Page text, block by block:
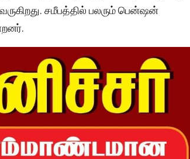
சமீபத்தில் பலரும் பென்ஷன்